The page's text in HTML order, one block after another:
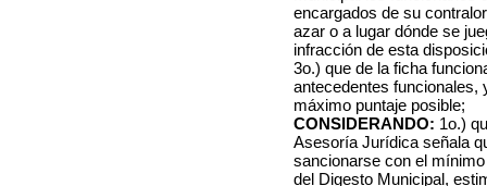
encargados de su
azar o a lugar dónde se
infracción de esta
3o.) que de la ficha
antecedentes funcionales,
máximo puntaje posible;
CONSIDERANDO: 1o.)
Asesoría Jurídica señala
sancionarse con el
del Digesto Municipal,